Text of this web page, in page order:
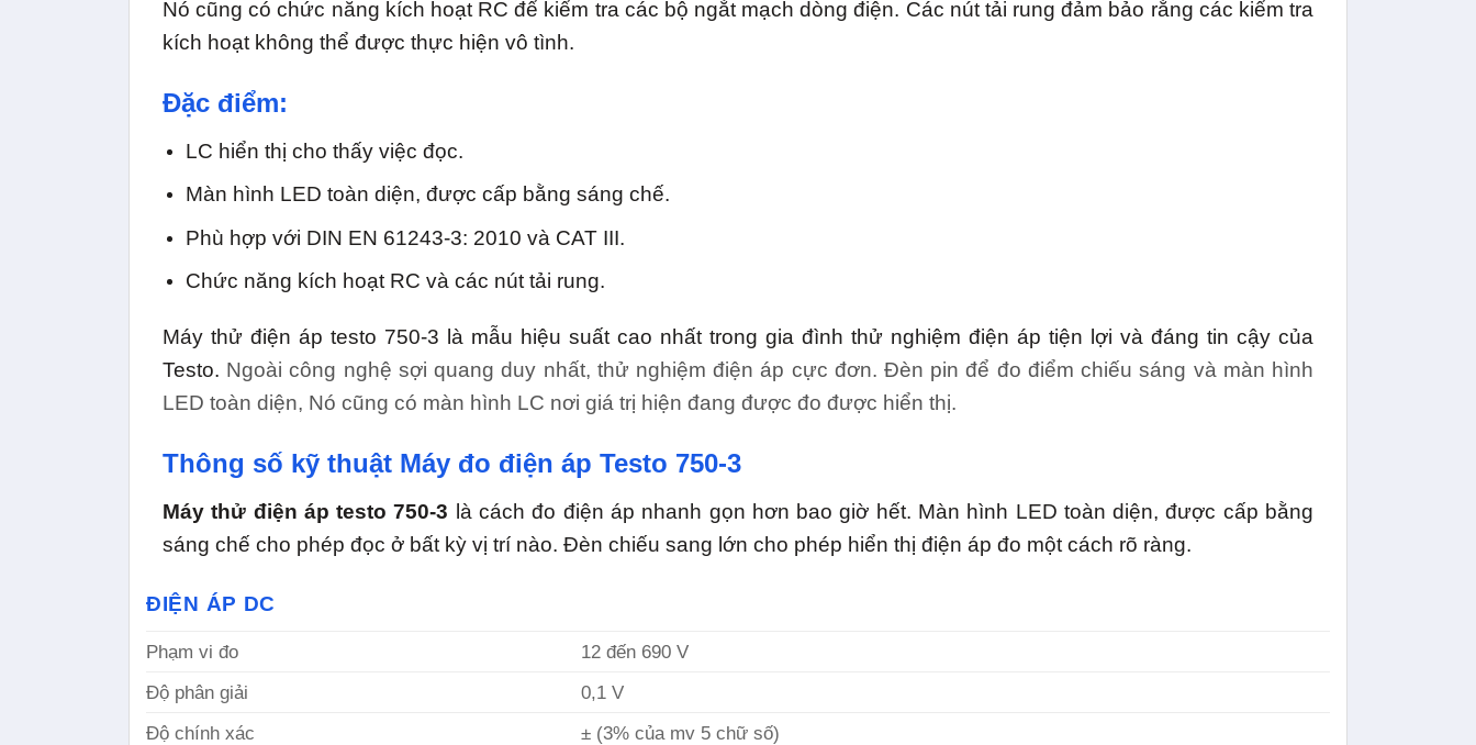
Nó cũng có chức năng kích hoạt RC để kiểm tra các bộ ngắt mạch dòng điện. Các nút tải rung đảm bảo rằng các kiểm tra
kích hoạt không thể được thực hiện vô tình.
Đặc điểm:
LC hiển thị cho thấy việc đọc.
Màn hình LED toàn diện, được cấp bằng sáng chế.
Phù hợp với DIN EN 61243-3: 2010 và CAT III.
Chức năng kích hoạt RC và các nút tải rung.
Máy thử điện áp testo 750-3 là mẫu hiệu suất cao nhất trong gia đình thử nghiệm điện áp tiện lợi và đáng tin cậy của
Testo. Ngoài công nghệ sợi quang duy nhất, thử nghiệm điện áp cực đơn. Đèn pin để đo điểm chiếu sáng và màn hình
LED toàn diện, Nó cũng có màn hình LC nơi giá trị hiện đang được đo được hiển thị.
Thông số kỹ thuật Máy đo điện áp Testo 750-3
Máy thử điện áp testo 750-3 là cách đo điện áp nhanh gọn hơn bao giờ hết. Màn hình LED toàn diện, được cấp bằng
sáng chế cho phép đọc ở bất kỳ vị trí nào. Đèn chiếu sang lớn cho phép hiển thị điện áp đo một cách rõ ràng.
ĐIỆN ÁP DC
Phạm vi đo
12 đến 690 V
Độ phân giải
0,1 V
Độ chính xác
± (3% của mv 5 chữ số)